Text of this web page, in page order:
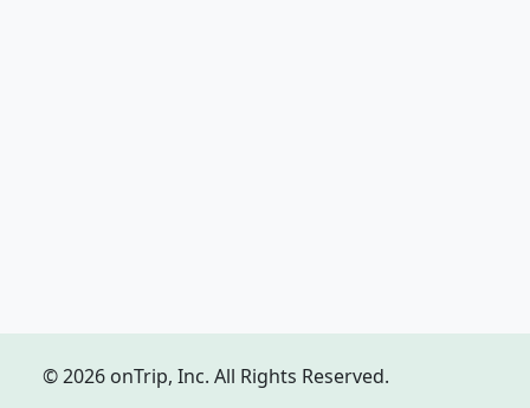
© 2026 onTrip, Inc. All Rights Reserved.